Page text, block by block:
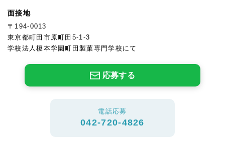
面接地
〒194-0013
東京都町田市原町田5-1-3
学校法人榎本学園町田製菓専門学校にて
応募する
電話応募
042-720-4826